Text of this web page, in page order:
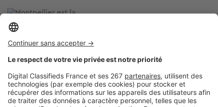
Image
France
prometteur pour le marché
immobilier
Image
Conjoncture immobilière
Baromètre immobilier : la baisse